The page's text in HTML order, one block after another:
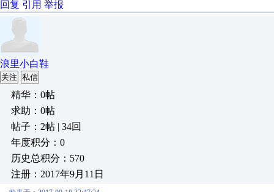
回复 引用 举报
浪里小白鞋
关注 私信
精华：0帖
求助：0帖
帖子：2帖 | 34回
年度积分：0
历史总积分：570
注册：2017年9月11日